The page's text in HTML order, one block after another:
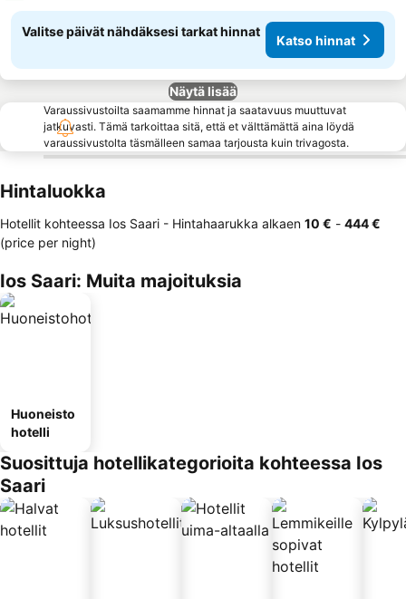
Valitse päivät nähdäksesi tarkat hinnat
Katso hinnat
Näytä lisää
Varaussivustoilta saamamme hinnat ja saatavuus muuttuvat
jatkuvasti. Tämä tarkoittaa sitä, että et välttämättä aina löydä
varaussivustolta täsmälleen samaa tarjousta kuin trivagosta.
Hintaluokka
Hotellit kohteessa Ios Saari - Hintahaarukka alkaen ‎10 € - ‎444 €
(price per night)
Ios Saari: Muita majoituksia
Huoneisto
hotelli
Suosittuja hotellikategorioita kohteessa Ios
Saari